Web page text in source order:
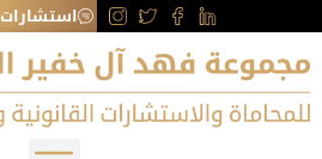
استشارات